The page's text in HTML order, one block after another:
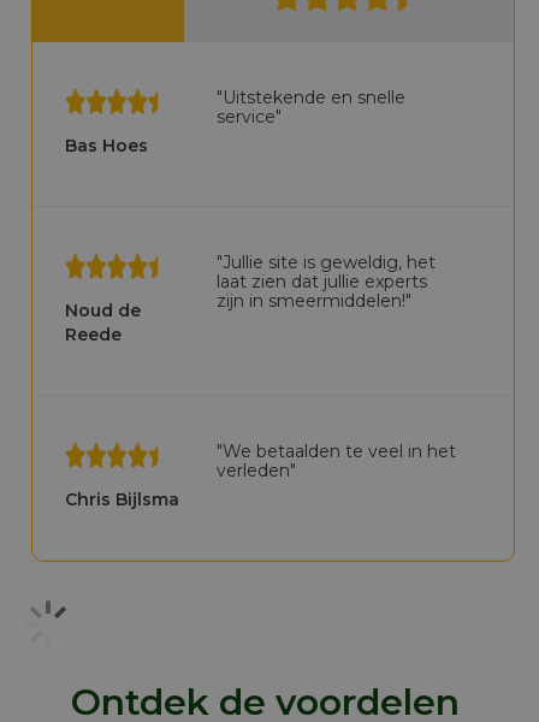
Bas Hoes
"Uitstekende en snelle
service"
Noud de
Reede
"Jullie site is geweldig, het
laat zien dat jullie experts
zijn in smeermiddelen!"
Chris Bijlsma
"We betaalden te veel in het
verleden"
Ontdek de voordelen